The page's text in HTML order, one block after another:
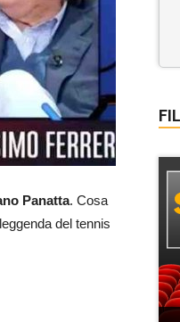
Panatta. Cosa
del tennis